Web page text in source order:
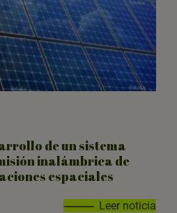
de un sistema
inalámbrica de
espaciales
Leer noticia